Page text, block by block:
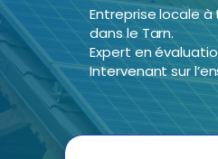
Entreprise locale
dans le Tarn.
Expert en
Intervenant sur